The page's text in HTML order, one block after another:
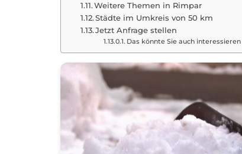
Weitere Themen in Rimpar
Städte im Umkreis von 50 km
Jetzt Anfrage stellen
Das könnte Sie auch interessieren